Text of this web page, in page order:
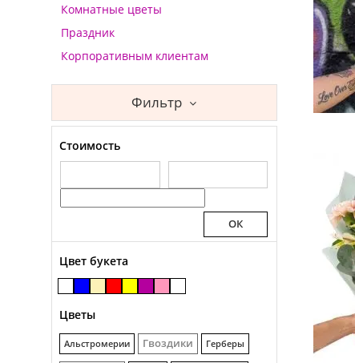
Комнатные цветы
Праздник
Корпоративным клиентам
Фильтр
Стоимость
Цвет букета
Цветы
Альстромерии Гвоздики Герберы